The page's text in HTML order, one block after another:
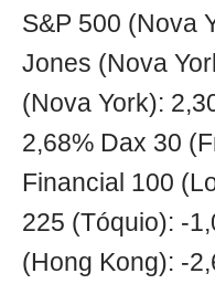
S&P 500 (Nova
Jones (Nova
(Nova York):
2,68% Dax 30
Financial 100
225 (Tóquio): -
(Hong Kong): -